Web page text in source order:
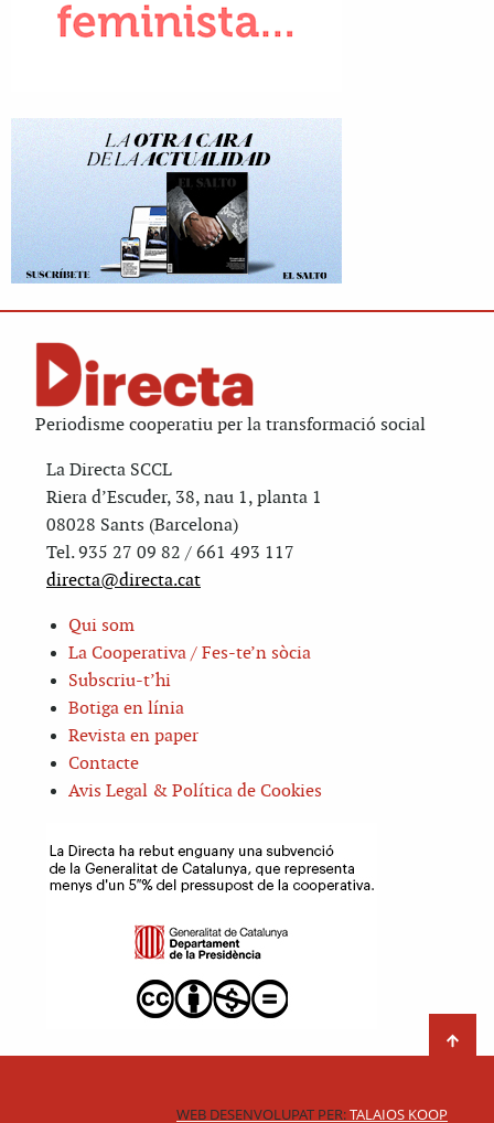
Periodisme cooperatiu per la transformació social
La Directa SCCL
Riera d’Escuder, 38, nau 1, planta 1
08028 Sants (Barcelona)
Tel. 935 27 09 82 / 661 493 117
directa@directa.cat
Qui som
La Cooperativa / Fes-te’n sòcia
Subscriu-t’hi
Botiga en línia
Revista en paper
Contacte
Avis Legal & Política de Cookies
WEB DESENVOLUPAT PER:TALAIOS KOOP